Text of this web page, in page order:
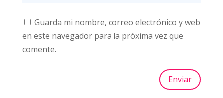
Guarda mi nombre, correo electrónico y web
en este navegador para la próxima vez que
comente.
Enviar